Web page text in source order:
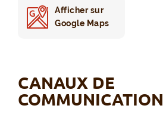
Afficher sur
Google Maps
CANAUX DE
COMMUNICATION